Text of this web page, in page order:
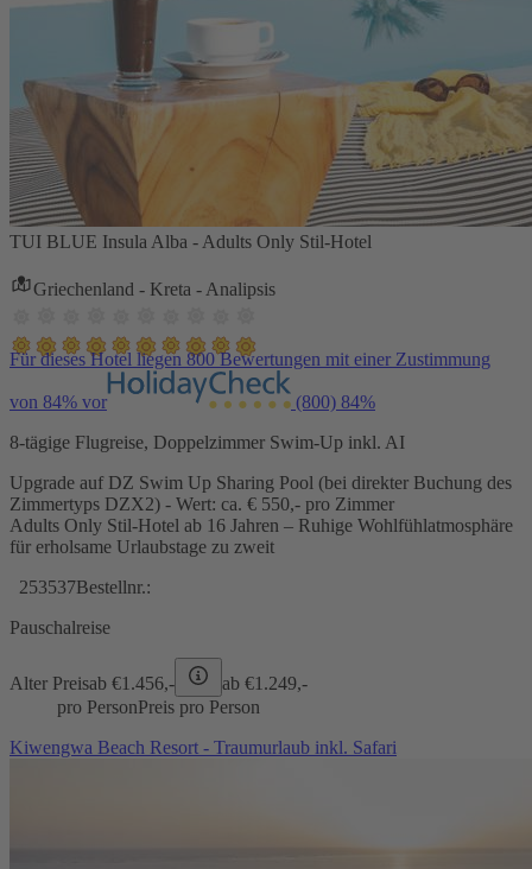
TUI BLUE Insula Alba - Adults Only Stil-Hotel
Griechenland - Kreta - Analipsis
Für dieses Hotel liegen 800 Bewertungen mit einer Zustimmung
von 84% vor (800) 84%
8-tägige Flugreise, Doppelzimmer Swim-Up inkl. AI
Upgrade auf DZ Swim Up Sharing Pool (bei direkter Buchung des
Zimmertyps DZX2) - Wert: ca. € 550,- pro Zimmer
Adults Only Stil-Hotel ab 16 Jahren – Ruhige Wohlfühlatmosphäre
für erholsame Urlaubstage zu zweit
253537Bestellnr.:
Pauschalreise
Alter Preisab €1.456,- ab €1.249,-
pro PersonPreis pro Person
Kiwengwa Beach Resort - Traumurlaub inkl. Safari